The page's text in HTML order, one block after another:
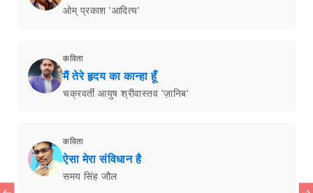
ओम् प्रकाश 'आदित्य'
कविता
मैं तेरे हृदय का कान्हा हूँ
चक्रवर्ती आयुष श्रीवास्तव 'ज़ानिब'
कविता
ऐसा मेरा संविधान है
समय सिंह जौल